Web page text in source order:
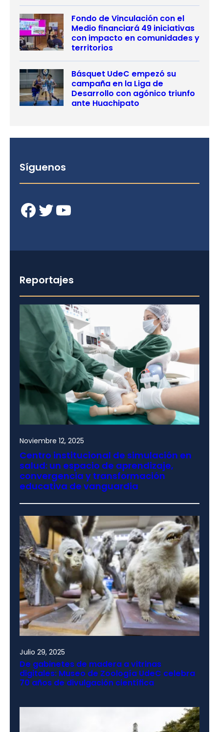
Fondo de Vinculación con el
Medio financiará 49 iniciativas
con impacto en comunidades y
territorios
Básquet UdeC empezó su
campaña en la Liga de
Desarrollo con agónico triunfo
ante Huachipato
Síguenos
Facebook Twitter YouTube
Reportajes
Noviembre 12, 2025
Centro institucional de simulación en
salud: un espacio de aprendizaje,
convergencia y transformación
educativa de vanguardia
Julio 29, 2025
De gabinetes de madera a vitrinas
digitales: Museo de Zoología UdeC celebra
70 años de divulgación científica